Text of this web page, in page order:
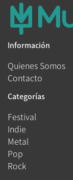
Información
Quienes Somos
Contacto
Categorías
Festival
Indie
Metal
Pop
Rock